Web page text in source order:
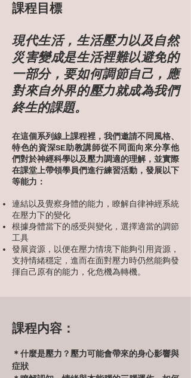
​課程目標
現代生活，生活壓力以及自然
災害變成是生活裡難以避免的
一部分，要如何調節自己，應
對來自外界的壓力就成為我們
終生的課題。
在這個系列線上課程裡，我們邀請不同風格、
特色的資深SE助教講師從不同面向來分享他
們對於神經科學以及壓力調適的理解，並實際
在課堂上帶領學員們進行練習活動，發展以下
等能力：
連結以及覺察身體的能力，瞭解自律神經系統
在壓力下的變化
根據身體當下的感受與變化，選擇適當的調節
工具
發展資源，以便在壓力情境下能夠引用資源，
支持情緒穩定，進而在面對壓力時仍然能夠發
揮自己原有的能力，化危機為轉機。
課程内容：
＊什麼是壓力？壓力可能會帶來的身心影響與
症狀